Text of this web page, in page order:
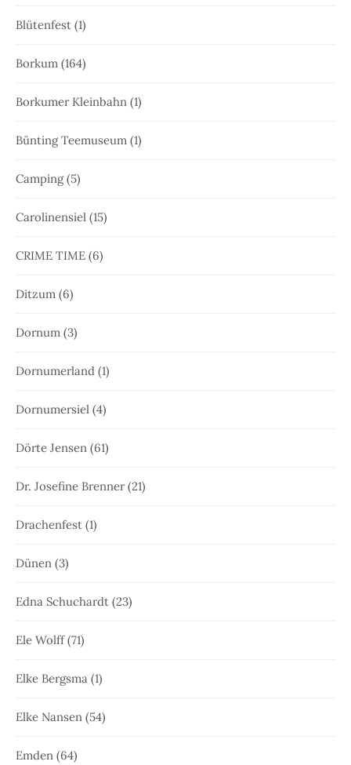
Blütenfest (1)
Borkum (164)
Borkumer Kleinbahn (1)
Bünting Teemuseum (1)
Camping(5)
Carolinensiel (15)
CRIME TIME (6)
Ditzum (6)
Dornum (3)
Dornumerland (1)
Dornumersiel (4)
Dörte Jensen (61)
Dr. Josefine Brenner(21)
Drachenfest (1)
Dünen (3)
Edna Schuchardt (23)
Ele Wolff(71)
Elke Bergsma (1)
Elke Nansen (54)
Emden (64)